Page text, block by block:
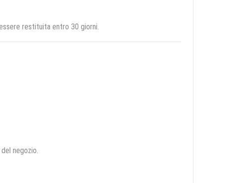
restituita entro 30 giorni.
negozio.